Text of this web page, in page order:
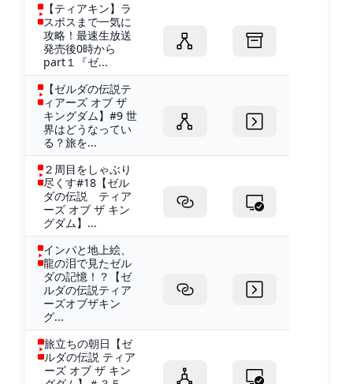
【ティアキン】ラ
スボスまで一気に
攻略！最速生放送
発売後0時から
part１『ゼ...
【ゼルダの伝説テ
ィアーズ オブ ザ
キングダム】#9 世
界はどうなってい
る？旅を...
２周目をしゃぶり
尽くす#18【ゼル
ダの伝説 ティア
ーズ オブ ザ キン
グダム】...
インパと地上絵、
龍の泪で見たゼル
ダの記憶！？【ゼ
ルダの伝説ティア
ーズオブザキン
グ...
旅立ちの朝日【ゼ
ルダの伝説 ティア
ーズ オブ ザ キン